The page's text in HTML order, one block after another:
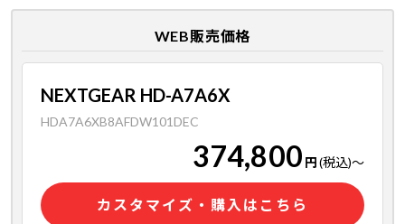
WEB販売価格
NEXTGEAR HD-A7A6X
HDA7A6XB8AFDW101DEC
374,800 円(税込)～
カスタマイズ・購入はこちら